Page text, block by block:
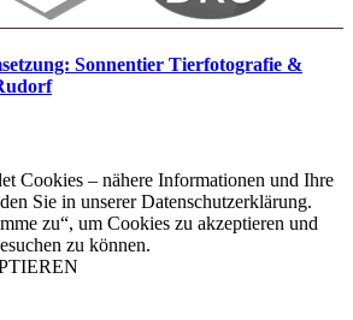
Sonnentier Tierfotografie &
Cookies – nähere Informationen und Ihre
Sie in unserer Datenschutzerklärung.
zu“, um Cookies zu akzeptieren und
zu können.